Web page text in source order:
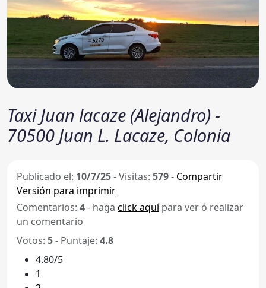
Taxi Juan lacaze (Alejandro) -
70500 Juan L. Lacaze, Colonia
Publicado el: 10/7/25-Visitas: 579- Compartir
Versión para imprimir
Comentarios: 4- haga click aquípara ver ó realizar
un comentario
Votos: 5- Puntaje: 4.8
4.80/5
1